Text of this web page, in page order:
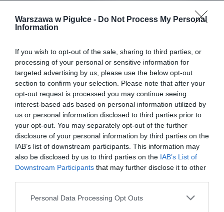
Warszawa w Pigułce - Do Not Process My Personal
Information
If you wish to opt-out of the sale, sharing to third parties, or
processing of your personal or sensitive information for
targeted advertising by us, please use the below opt-out
section to confirm your selection. Please note that after your
opt-out request is processed you may continue seeing
interest-based ads based on personal information utilized by
us or personal information disclosed to third parties prior to
your opt-out. You may separately opt-out of the further
disclosure of your personal information by third parties on the
IAB’s list of downstream participants. This information may
also be disclosed by us to third parties on the IAB’s List of
Downstream Participants that may further disclose it to other
Personal Data Processing Opt Outs